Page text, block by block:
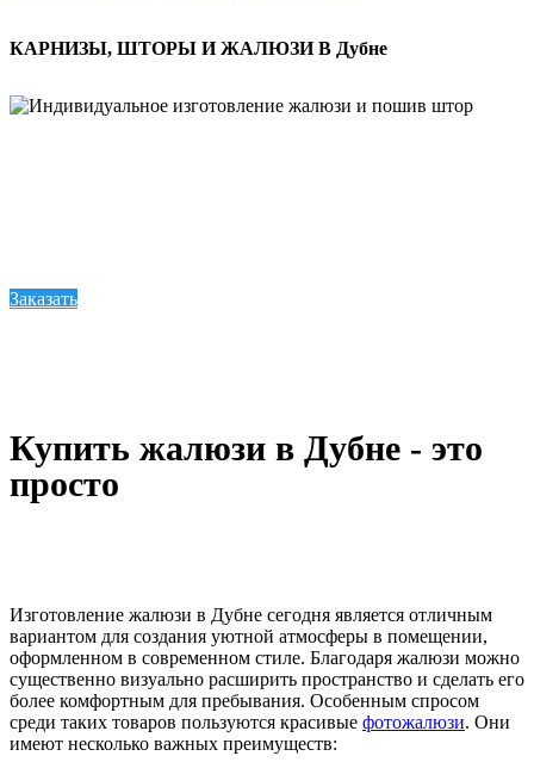
КАРНИЗЫ, ШТОРЫ И ЖАЛЮЗИ В Дубне
Заказать
Купить жалюзи в Дубне - это
просто
Изготовление жалюзи в Дубне сегодня является отличным
вариантом для создания уютной атмосферы в помещении,
оформленном в современном стиле. Благодаря жалюзи можно
существенно визуально расширить пространство и сделать его
более комфортным для пребывания. Особенным спросом
среди таких товаров пользуются красивые фотожалюзи. Они
имеют несколько важных преимуществ: